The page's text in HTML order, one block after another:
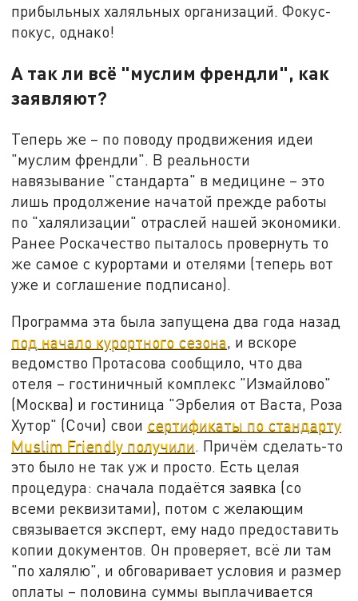
прибыльных халяльных организаций. Фокус-
покус, однако!
А так ли всё "муслим френдли", как
заявляют?
Теперь же – по поводу продвижения идеи
"муслим френдли". В реальности
навязывание "стандарта" в медицине – это
лишь продолжение начатой прежде работы
по "халялизации" отраслей нашей экономики.
Ранее Роскачество пыталось провернуть то
же самое с курортами и отелями (теперь вот
уже и соглашение подписано).
Программа эта была запущена два года назад
под начало курортного сезона , и вскоре
ведомство Протасова сообщило, что два
отеля – гостиничный комплекс "Измайлово"
(Москва) и гостиница "Эрбелия от Васта, Роза
Хутор" (Сочи) свои сертификаты по стандарту
Muslim Friendly получили . Причём сделать-то
это было не так уж и просто. Есть целая
процедура: сначала подаётся заявка (со
всеми реквизитами), потом с желающим
связывается эксперт, ему надо предоставить
копии документов. Он проверяет, всё ли там
"по халялю", и обговаривает условия и размер
оплаты – половина суммы выплачивается